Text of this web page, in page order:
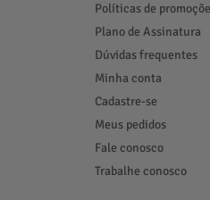
Políticas de
Plano de Assinatura
Dúvidas frequentes
Minha conta
Cadastre-se
Meus pedidos
Fale conosco
Trabalhe conosco